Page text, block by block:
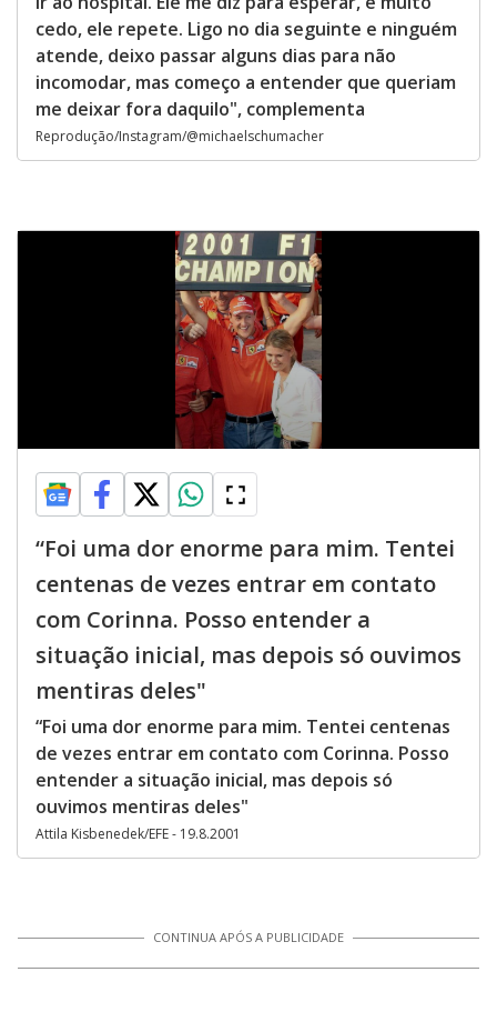
cedo, ele repete. Ligo no dia seguinte e ninguém
atende, deixo passar alguns dias para não
incomodar, mas começo a entender que queriam
me deixar fora daquilo", complementa
Reprodução/Instagram/@michaelschumacher
“Foi uma dor enorme para mim. Tentei
centenas de vezes entrar em contato
com Corinna. Posso entender a
situação inicial, mas depois só ouvimos
mentiras deles"
“Foi uma dor enorme para mim. Tentei centenas
de vezes entrar em contato com Corinna. Posso
entender a situação inicial, mas depois só
ouvimos mentiras deles"
Attila Kisbenedek/EFE - 19.8.2001
CONTINUA APÓS A PUBLICIDADE